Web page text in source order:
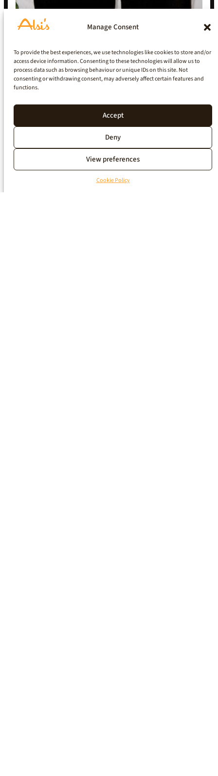
Manage Consent
To provide the best experiences, we use technologies like cookies to store and/or
access device information. Consenting to these technologies will allow us to
process data such as browsing behaviour or unique IDs on this site. Not
consenting or withdrawing consent, may adversely affect certain features and
functions.
Accept
Deny
View preferences
Cookie Policy